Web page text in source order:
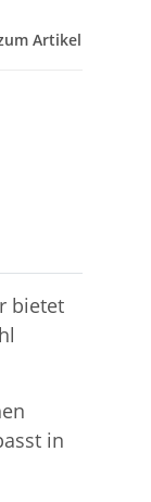
Artikel
bietet
in